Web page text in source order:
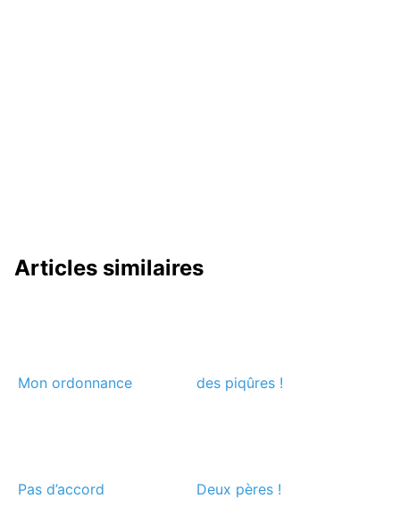
Articles similaires
Mon ordonnance des piqûres !
Pas d’accord Deux pères !